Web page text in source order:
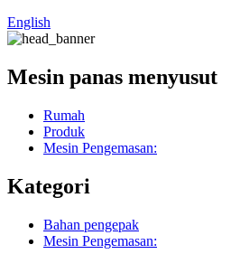
English
Mesin panas menyusut
Rumah
Produk
Mesin Pengemasan:
Kategori
Bahan pengepak
Mesin Pengemasan: